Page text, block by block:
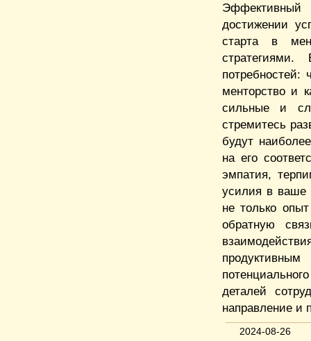
достижении
старта в
потребностей:
менторство и
сильные и
стремитесь
будут
на его
эмпатия,
усилия в ваше
не только
обратную
деталей
направление и
2024-08-26